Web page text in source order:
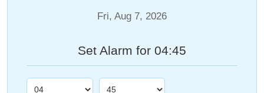
Fri, Aug 7, 2026
Set Alarm for 04:45